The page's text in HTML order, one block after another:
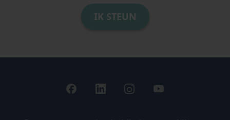
IK STEUN